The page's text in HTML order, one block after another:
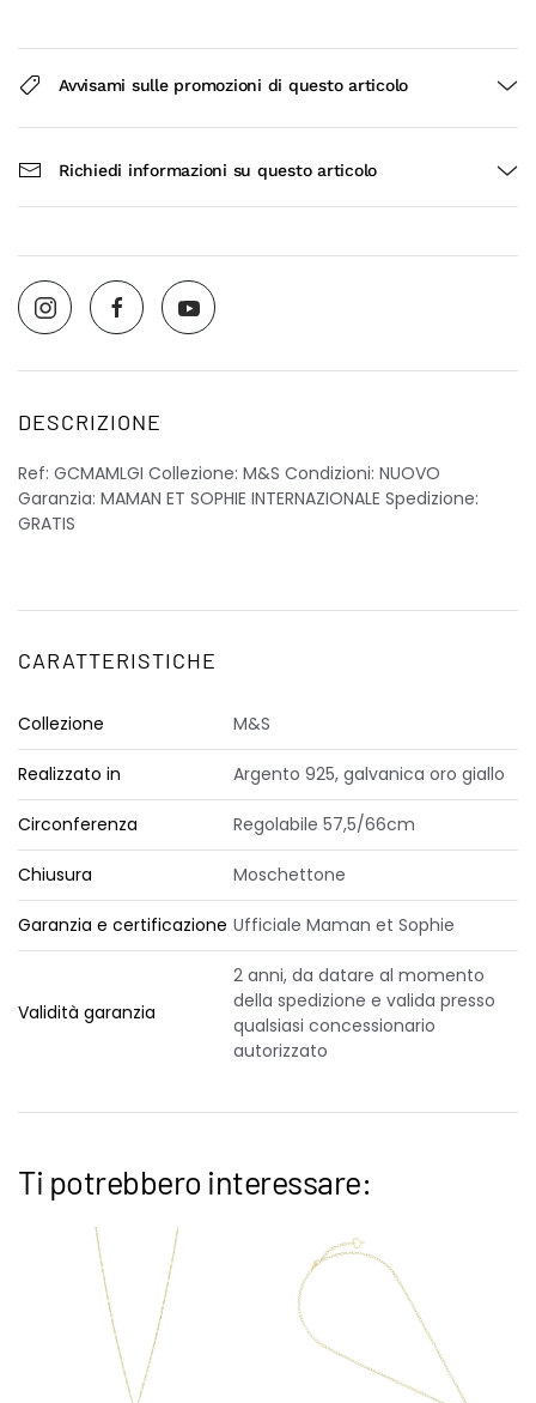
Avvisami sulle promozioni di questo articolo
Richiedi informazioni su questo articolo
DESCRIZIONE
Ref: GCMAMLGI Collezione: M&S Condizioni: NUOVO
Garanzia: MAMAN ET SOPHIE INTERNAZIONALE Spedizione:
GRATIS
CARATTERISTICHE
Collezione M&S
Realizzato in Argento 925, galvanica oro giallo
Circonferenza Regolabile 57,5/66cm
Chiusura Moschettone
Garanzia e certificazione Ufficiale Maman et Sophie
Validità garanzia
2 anni, da datare al momento
della spedizione e valida presso
qualsiasi concessionario
autorizzato
Ti potrebbero interessare: